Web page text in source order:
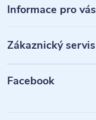
á
p
a
Informace pro vás
Zákaznický servis
Facebook